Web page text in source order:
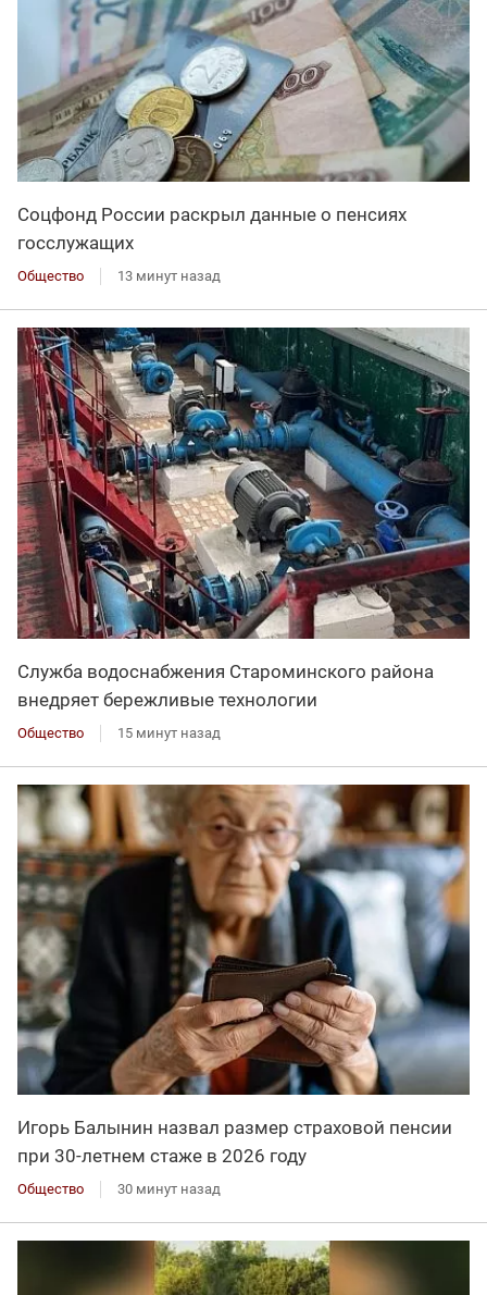
Соцфонд России раскрыл данные о пенсиях
госслужащих
Общество 13 минут назад
Служба водоснабжения Староминского района
внедряет бережливые технологии
Общество 15 минут назад
Игорь Балынин назвал размер страховой пенсии
при 30-летнем стаже в 2026 году
Общество 30 минут назад